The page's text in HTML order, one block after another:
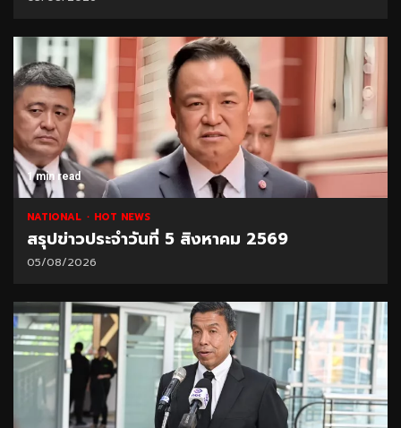
1 min read
NATIONAL HOT NEWS
สรุปข่าวประจำวันที่ 5 สิงหาคม 2569
05/08/2026